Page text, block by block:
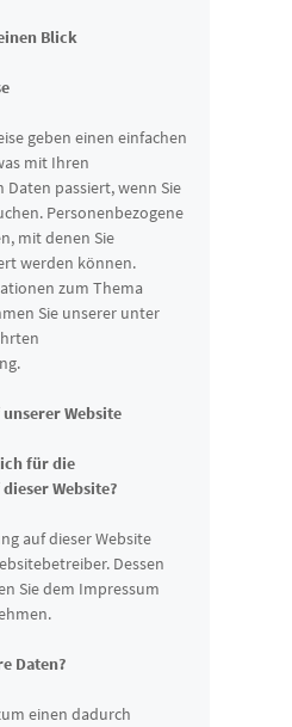
Blick
geben einen einfachen
mit Ihren
passiert, wenn Sie
Personenbezogene
mit denen Sie
werden können.
zum Thema
Sie unserer unter
Website
für die
Website?
auf dieser Website
Dessen
Sie dem Impressum
Daten?
einen dadurch